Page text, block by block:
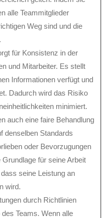
alle Teammitglieder
Weg sind und die
für Konsistenz in der
und Mitarbeiter. Es stellt
Informationen verfügt und
Dadurch wird das Risiko
minimiert.
auch eine faire Behandlung
denselben Standards
oder Bevorzugungen
für seine Arbeit
seine Leistung an
wird.
durch Richtlinien
Teams. Wenn alle